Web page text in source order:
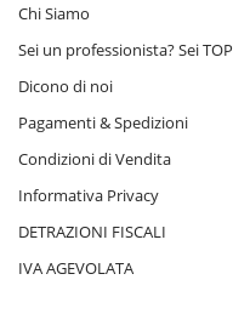
Chi Siamo
Sei un professionista? Sei TOP
Dicono di noi
Pagamenti & Spedizioni
Condizioni di Vendita
Informativa Privacy
DETRAZIONI FISCALI
IVA AGEVOLATA